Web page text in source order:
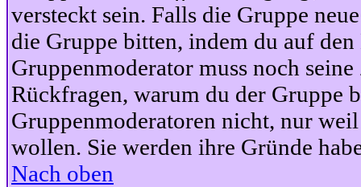
versteckt sein. Falls die Gruppe
die Gruppe bitten, indem du auf
Gruppenmoderator muss noch
Rückfragen, warum du der Gruppe
Gruppenmoderatoren nicht, nur
wollen. Sie werden ihre Gründe
Nach oben